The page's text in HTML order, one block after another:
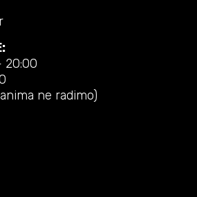
20:00
ne radimo)